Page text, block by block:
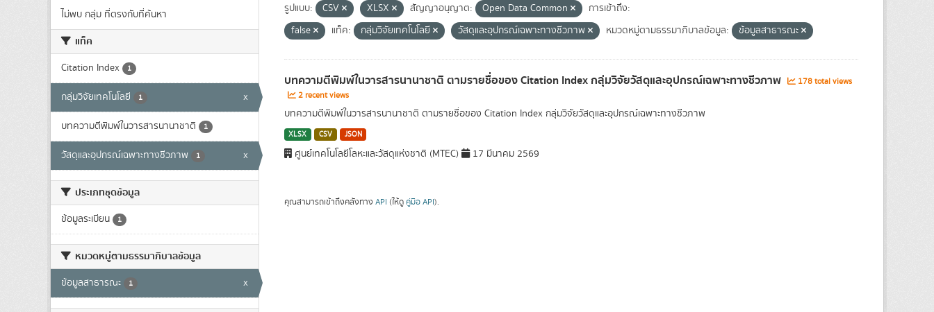
ไม่พบ กลุ่ม ที่ตรงกับที่ค้นหา
แท็ค
Citation Index 1
กลุ่มวิจัยเทคโนโลยี 1 x
บทความตีพิมพ์ในวารสารนานาชาติ 1
วัสดุและอุปกรณ์เฉพาะทางชีวภาพ 1 x
ประเภทชุดข้อมูล
ข้อมูลระเบียน 1
หมวดหมู่ตามธรรมาภิบาลข้อมูล
ข้อมูลสาธารณะ 1 x
รูปแบบ: CSV XLSX สัญญาอนุญาต: Open Data Common
การเข้าถึง:
false
แท็ค: กลุ่มวิจัยเทคโนโลยี วัสดุและอุปกรณ์เฉพาะทางชีวภาพ หมวดหมู่ตามธรรมาภิบาลข้อมูล: ข้อมูลสาธารณะ
บทความตีพิมพ์ในวารสารนานาชาติ ตามรายชื่อของ Citation Index กลุ่มวิจัยวัสดุและอุปกรณ์เฉพาะทางชีวภาพ
178 total views
2 recent views
บทความตีพิมพ์ในวารสารนานาชาติ ตามรายชื่อของ Citation Index กลุ่มวิจัยวัสดุและอุปกรณ์เฉพาะทางชีวภาพ
XLSX CSV JSON
ศูนย์เทคโนโลยีโลหะและวัสดุแห่งชาติ (MTEC) 17 มีนาคม 2569
คุณสามารถเข้าถึงคลังทาง API (ให้ดู คู่มือ API).